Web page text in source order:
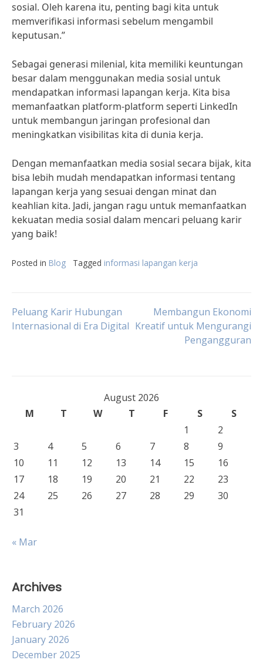
sosial. Oleh karena itu, penting bagi kita untuk
memverifikasi informasi sebelum mengambil
keputusan.”
Sebagai generasi milenial, kita memiliki keuntungan
besar dalam menggunakan media sosial untuk
mendapatkan informasi lapangan kerja. Kita bisa
memanfaatkan platform-platform seperti LinkedIn
untuk membangun jaringan profesional dan
meningkatkan visibilitas kita di dunia kerja.
Dengan memanfaatkan media sosial secara bijak, kita
bisa lebih mudah mendapatkan informasi tentang
lapangan kerja yang sesuai dengan minat dan
keahlian kita. Jadi, jangan ragu untuk memanfaatkan
kekuatan media sosial dalam mencari peluang karir
yang baik!
Posted in Blog Tagged informasi lapangan kerja
Post
Peluang Karir Hubungan
Internasional di Era Digital
Membangun Ekonomi
Kreatif untuk Mengurangi
Pengangguran
August 2026
M
T W T F S
S
1
2
3
4 5 6 7 8
9
10
11 12 13 14 15
16
17
18 19 20 21 22
23
24
25 26 27 28 29
30
31
« Mar
Archives
March 2026
February 2026
January 2026
December 2025